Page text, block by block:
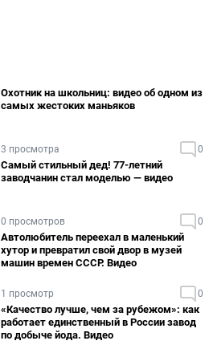
Охотник на школьниц: видео об одном из
самых жестоких маньяков
3 просмотра 0
Самый стильный дед! 77-летний
заводчанин стал моделью — видео
0 просмотров 0
Автолюбитель переехал в маленький
хутор и превратил свой двор в музей
машин времен СССР. Видео
1 просмотр 0
«Качество лучше, чем за рубежом»: как
работает единственный в России завод
по добыче йода. Видео